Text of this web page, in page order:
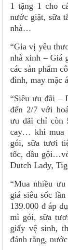
1 tặng 1 cho
nước giặt, sữa
nhà…
“Gia vị yêu
nhà xinh – Giá
các sản phẩm
đình, may mặc
“Siêu ưu đãi –
đến 2/7 với
ưu đãi chỉ còn
cay… khi mua
gói, sữa tươi
tốc, dầu
Dutch Lady,
“Mua nhiều
giá siêu sốc
139.000 đ áp
mì gói, sữa
giấy vệ sinh,
đánh răng,